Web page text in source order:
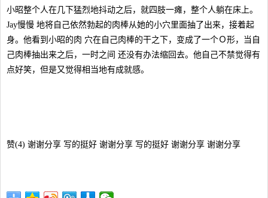
小昭整个人在几下猛烈地抖动之后，就四肢一瘫，整个人躺在床上。
Jay慢慢 地将自己依然勃起的肉棒从她的小穴里面抽了出来，接着起
身。他看到小昭的肉 穴在自己肉棒的干之下，变成了一个Ｏ形，当自
己肉棒抽出来之后，一时之间 还没有办法缩回去。他自己不禁觉得有
点好笑，但是又觉得相当地有成就感。
赞(4) 谢谢分享 写的挺好 谢谢分享 写的挺好 谢谢分享 谢谢分享